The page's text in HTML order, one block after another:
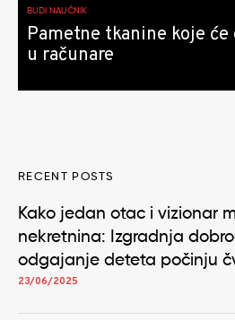
BUDI NAUČNIK
Pametne tkanine koje
u računare
RECENT POSTS
Kako jedan otac i vizionar
nekretnina: Izgradnja
odgajanje deteta počinju
23/06/2025